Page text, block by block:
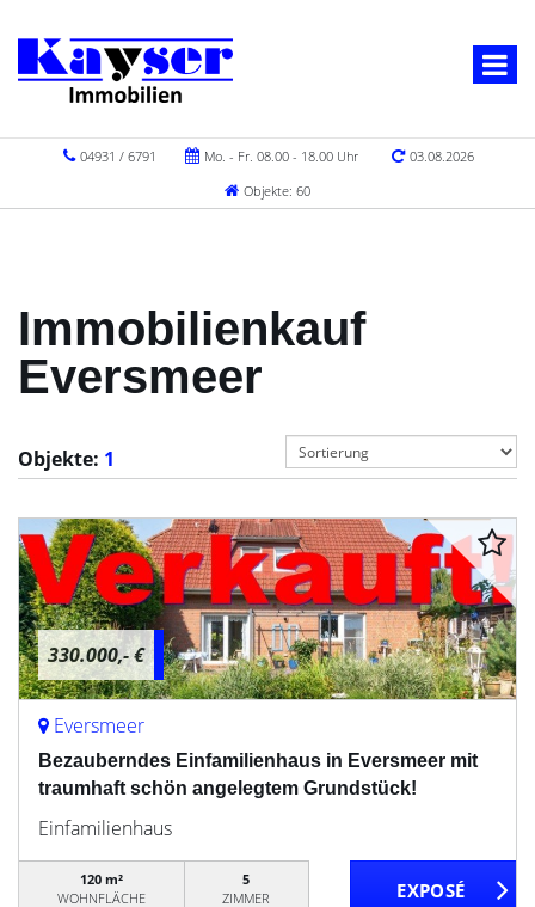
04931 / 6791 Mo. - Fr. 08.00 - 18.00 Uhr
03.08.2026
Objekte: 60
Immobilienkauf
Eversmeer
Objekte: 1
330.000,- €
Eversmeer
Bezauberndes Einfamilienhaus in Eversmeer mit
traumhaft schön angelegtem Grundstück!
Einfamilienhaus
120 m²
WOHNFLÄCHE
5
ZIMMER